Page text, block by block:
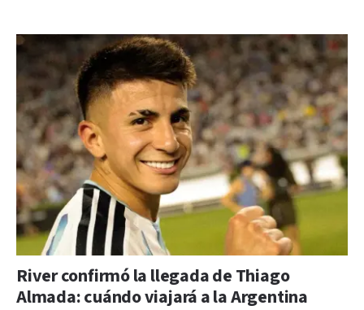
River confirmó la llegada de Thiago
Almada: cuándo viajará a la Argentina